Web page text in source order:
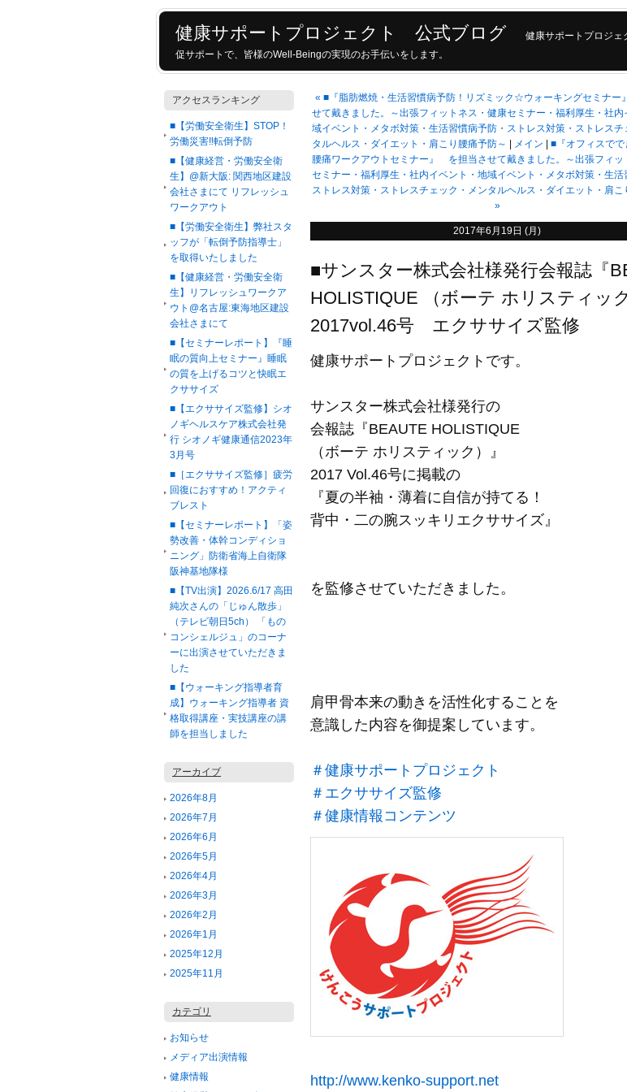
健康サポートプロジェクト 公式ブログ
健康サポートプロジェ
促サポートで、皆様のWell-Beingの実現のお手伝いをします。
アクセスランキング
■【労働安全衛生】STOP！
労働災害‼転倒予防
■【健康経営・労働安全衛
生】@新大阪: 関西地区建設
会社さまにて リフレッシュ
ワークアウト
■【労働安全衛生】弊社スタ
ッフが「転倒予防指導士」
を取得いたしました
■【健康経営・労働安全衛
生】リフレッシュワークア
ウト@名古屋:東海地区建設
会社さまにて
■【セミナーレポート】『睡
眠の質向上セミナー』睡眠
の質を上げるコツと快眠エ
クササイズ
■【エクササイズ監修】シオ
ノギヘルスケア株式会社発
行 シオノギ健康通信2023年
3月号
■［エクササイズ監修］疲労
回復におすすめ！アクティ
ブレスト
■【セミナーレポート】「姿
勢改善・体幹コンディショ
ニング」防衛省海上自衛隊
阪神基地隊様
■【TV出演】2026.6/17 高田
純次さんの「じゅん散歩」
（テレビ朝日5ch） 「もの
コンシェルジュ」のコーナ
ーに出演させていただきま
した
■【ウォーキング指導者育
成】ウォーキング指導者 資
格取得講座・実技講座の講
師を担当しました
アーカイブ
2026年8月
2026年7月
2026年6月
2026年5月
2026年4月
2026年3月
2026年2月
2026年1月
2025年12月
2025年11月
カテゴリ
お知らせ
メディア出演情報
健康情報
« ■『脂肪燃焼・生活習慣病予防！リズミック☆ウォーキングセミナ
せて戴きました。～出張フィットネス・健康セミナー・福利厚生・社内
域イベント・メタボ対策・生活習慣病予防・ストレス対策・ストレスチ
タルヘルス・ダイエット・肩こり腰痛予防～
メイン
■『オフィスでで
腰痛ワークアウトセミナー』 を担当させて戴きました。～出張フィッ
セミナー・福利厚生・社内イベント・地域イベント・メタボ対策・生活
ストレス対策・ストレスチェック・メンタルヘルス・ダイエット・肩こ
»
2017年6月19日 (月)
■サンスター株式会社様発行会報誌『
HOLISTIQUE （ボーテ ホリスティック
2017vol.46号 エクササイズ監修
健康サポートプロジェクトです。
サンスター株式会社様発行の
会報誌『BEAUTE HOLISTIQUE
（ボーテ ホリスティック）』
2017 Vol.46号に掲載の
『夏の半袖・薄着に自信が持てる！
背中・二の腕スッキリエクササイズ』
を監修させていただきました。
肩甲骨本来の動きを活性化することを
意識した内容を御提案しています。
＃健康サポートプロジェクト
＃エクササイズ監修
＃健康情報コンテンツ
http://www.kenko-support.net